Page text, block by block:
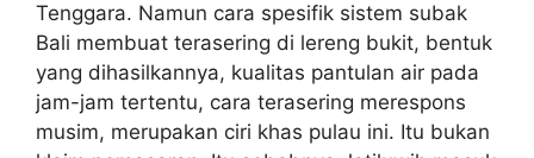
Tenggara. Namun cara spesifik sistem subak
Bali membuat terasering di lereng bukit, bentuk
yang dihasilkannya, kualitas pantulan air pada
jam-jam tertentu, cara terasering merespons
musim, merupakan ciri khas pulau ini. Itu bukan